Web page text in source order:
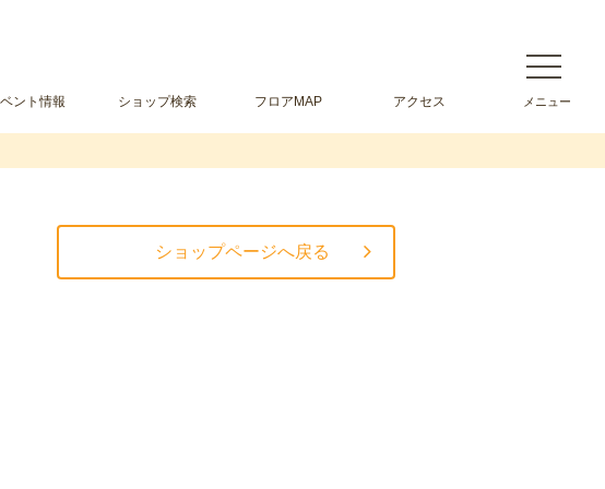
ント情報 ショップ検索 フロアMAP アクセス
ショップページへ戻る